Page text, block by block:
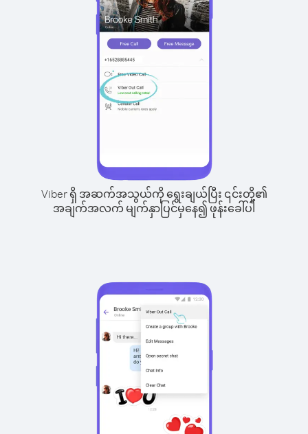
Viber ရှိ အဆက်အသွယ်ကို ရွေးချယ်ပြီး ၎င်းတို့၏
အချက်အလက် မျက်နှာပြင်မှနေ၍ ဖုန်းခေါ်ပါ